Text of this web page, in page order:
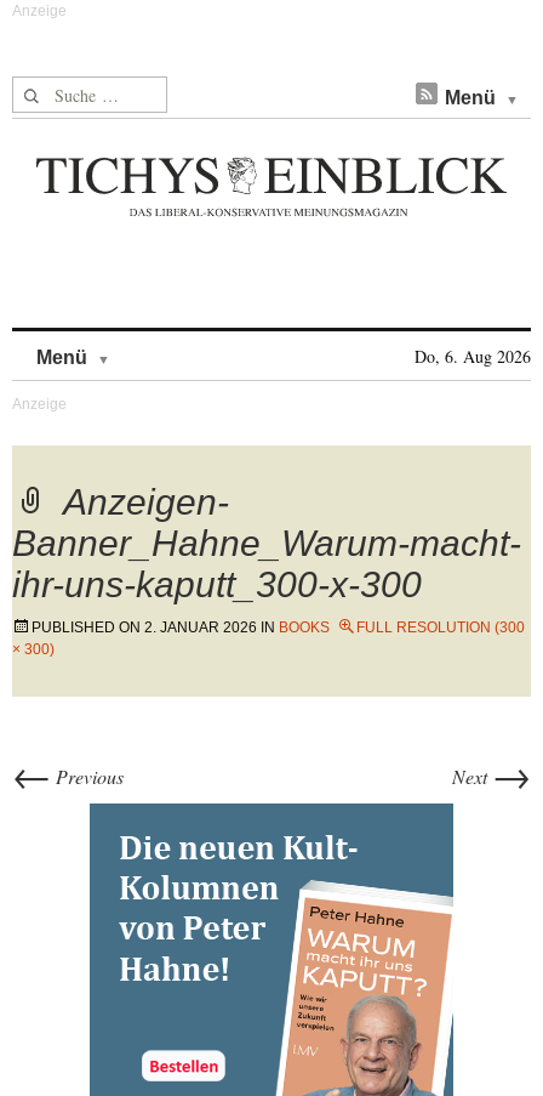
Suche nach: Menü
Menü Do, 6. Aug 2026
Anzeigen-
Banner_Hahne_Warum-macht-
ihr-uns-kaputt_300-x-300
PUBLISHED ON 2. JANUAR 2026 IN BOOKS
FULL RESOLUTION (300
× 300)
← Previous Next →